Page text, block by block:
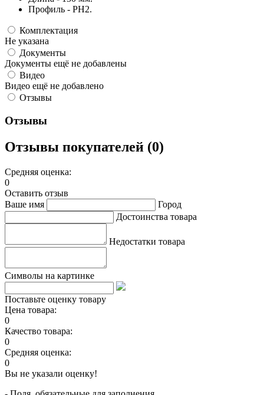
Профиль - PH2.
Комплектация
Не указана
Документы
Документы ещё не добавлены
Видео
Видео ещё не добавлено
Отзывы
Отзывы
Отзывы покупателей (0)
Средняя оценка:
0
Оставить отзыв
Ваше имя
Город
Достоинства товара
Недостатки товара
Символы на картинке
Поставьте оценку товару
Цена товара:
0
Качество товара:
0
Средняя оценка:
0
Вы не указали оценку!